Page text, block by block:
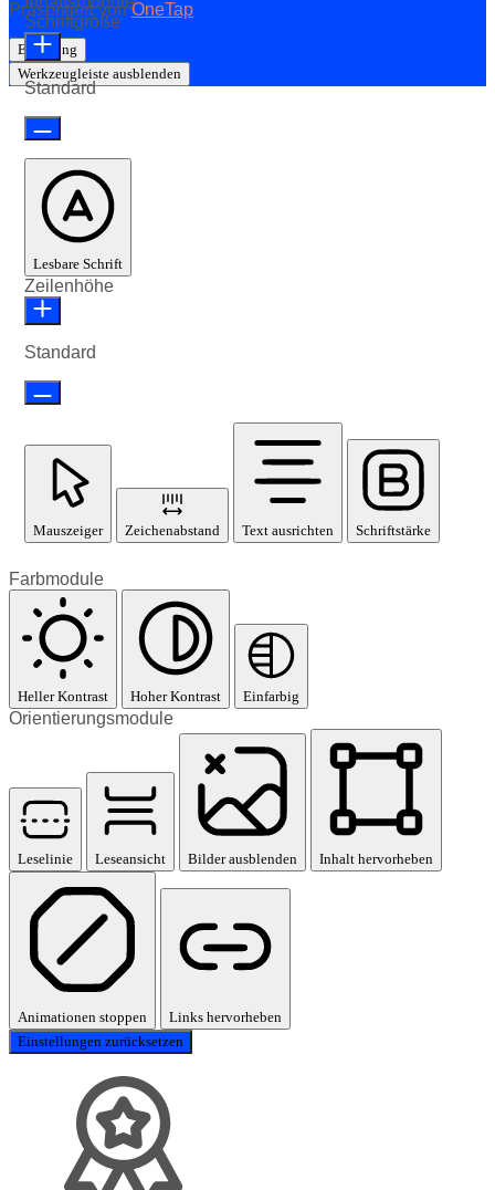
Präsentiert vonOneTap
Erklärung
Werkzeugleiste ausblenden
Schriftgröße
Standard
Lesbare Schrift
Zeilenhöhe
Standard
Mauszeiger Zeichenabstand Text ausrichten Schriftstärke
Farbmodule
Heller Kontrast Hoher Kontrast Einfarbig
Orientierungsmodule
Leselinie Leseansicht Bilder ausblenden Inhalt hervorheben
Animationen stoppen
Links hervorheben
Einstellungen zurücksetzen